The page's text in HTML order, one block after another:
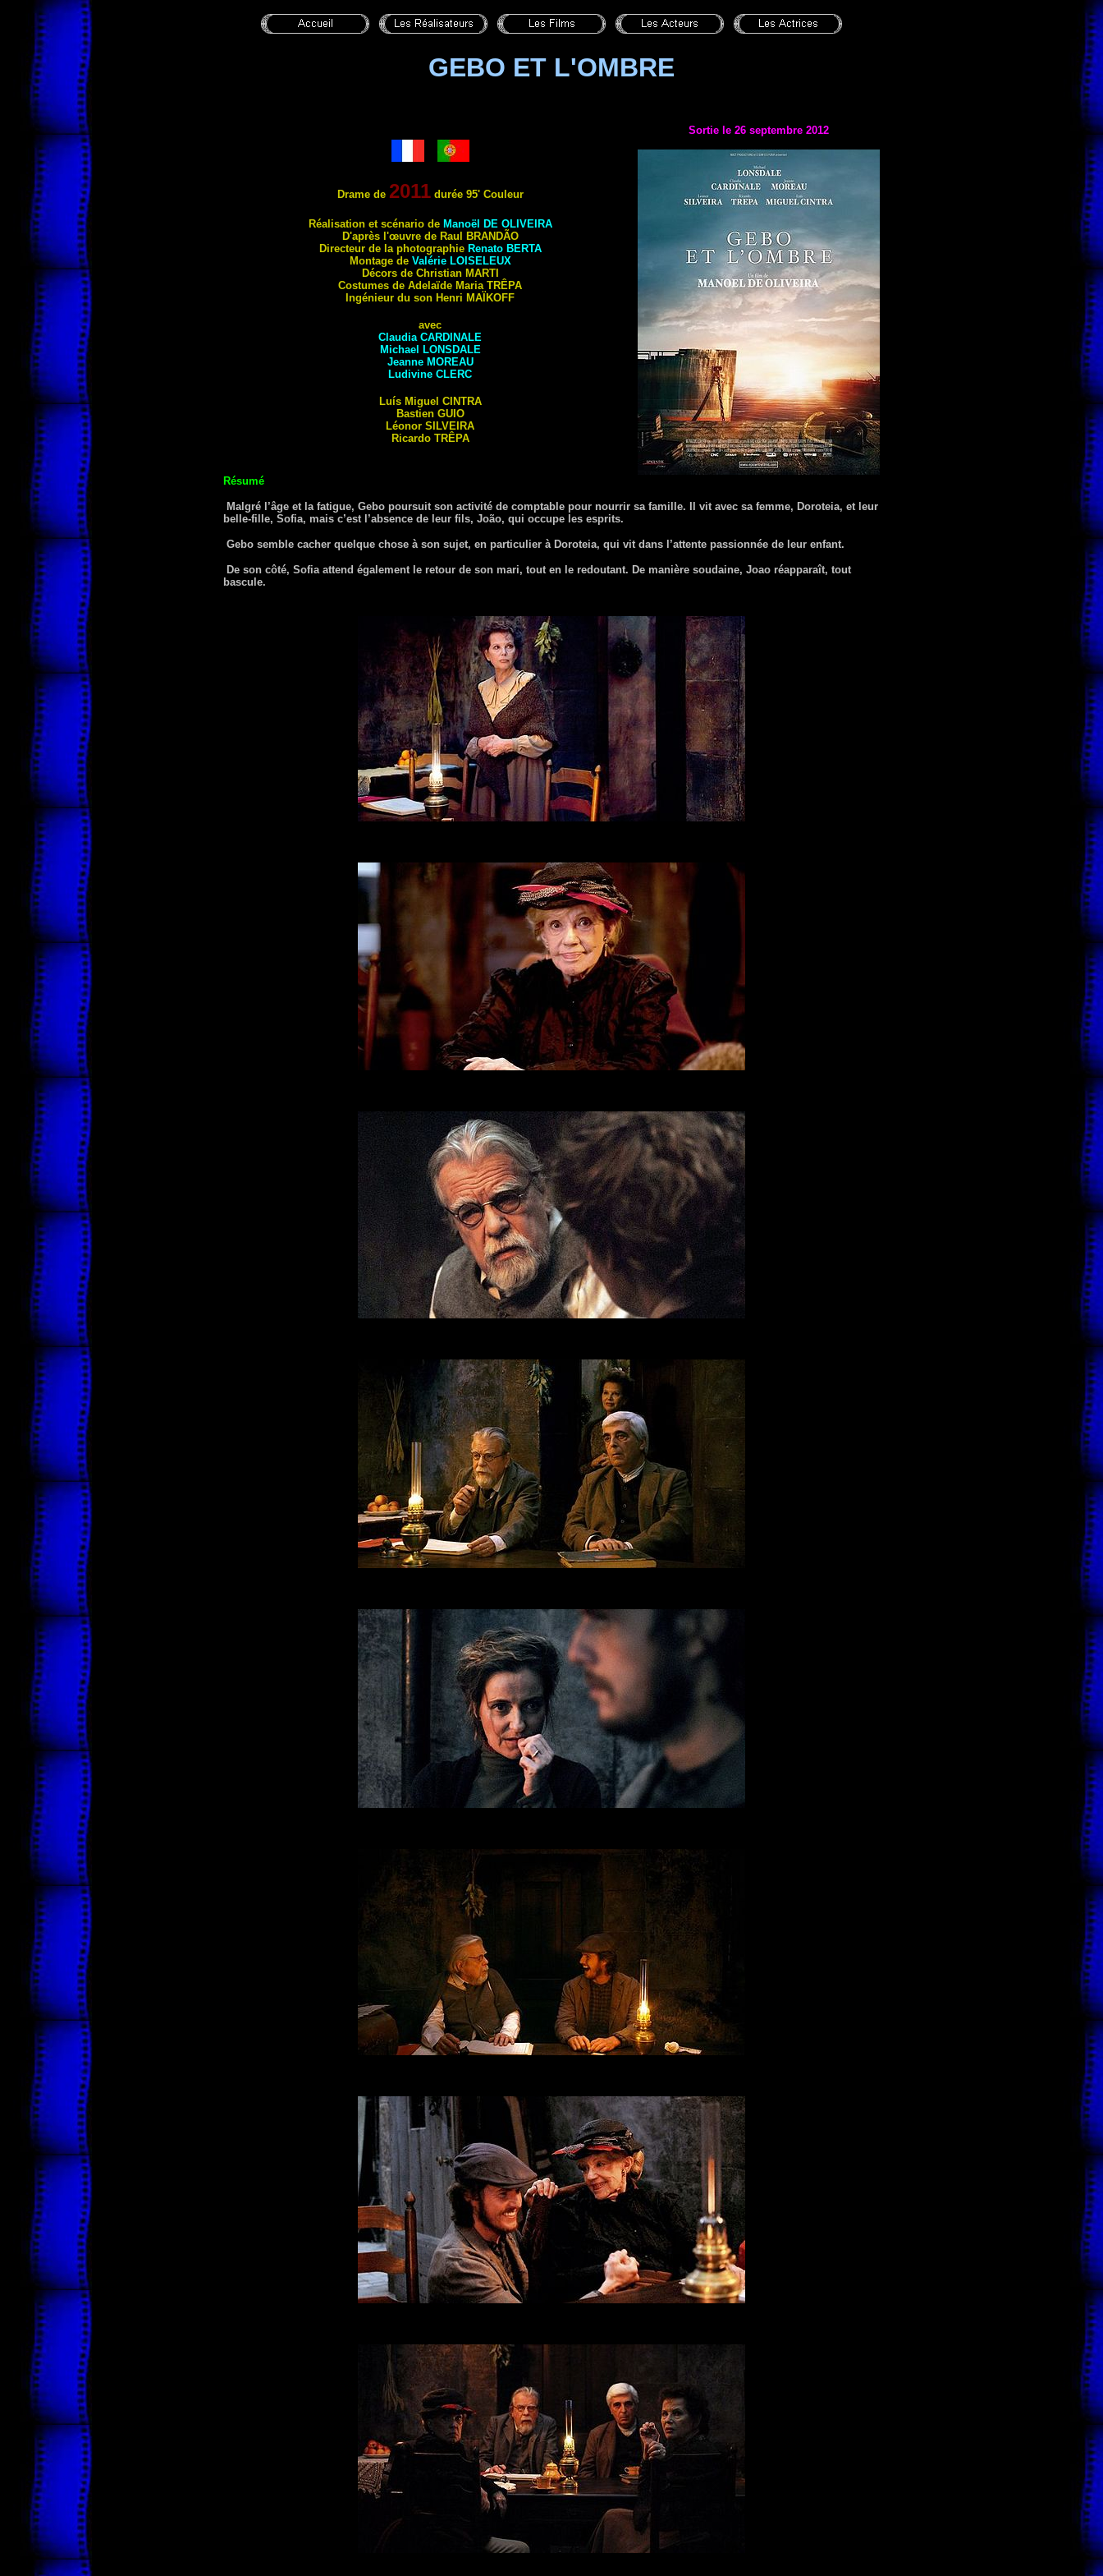
GEBO ET L'OMBRE
Drame de 2011durée 95' Couleur
Réal isation et scénario de Manoël
DE OLIVEIRA
D'après l'œuvre de Raul
BRANDÃO
Directeur de la photographie Renato BERTA
Montage de Valérie LOISELEUX
Décors de Christian MARTI
Costumes de Adelaïde Maria TRÊPA
Ingénieur du son Henri MAÏKOFF
avec
Claudia CARDINALE
Michael
LONSDALE
Jeanne MOREAU
Ludivine CLERC
Luís Miguel CINTRA
Bastien GUIO
Léonor SILVEIRA
Ricardo TRÊPA
Sortie le 26 septembre 2012
Résumé
Malgré l’âge et la fatigue, Gebo poursuit son activité de comptable pour nourrir sa famille. Il vit avec sa femme, Doroteia, et leur
belle-fille, Sofia, mais c’est l’absence de leur fils, João, qui occupe les esprits.
Gebo semble cacher quelque chose à son sujet, en particulier à Doroteia, qui vit dans l’attente passionnée de leur enfant.
De son côté, Sofia attend également le retour de son mari, tout en le redoutant. De manière soudaine, Joao réapparaît, tout
bascule.